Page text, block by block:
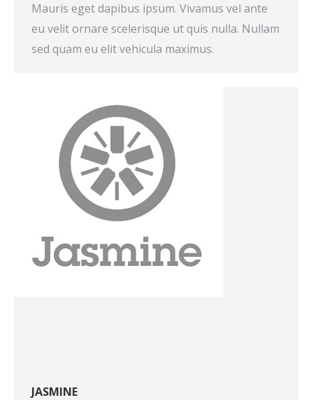
Mauris eget dapibus ipsum. Vivamus vel ante
eu velit ornare scelerisque ut quis nulla. Nullam
sed quam eu elit vehicula maximus.
JASMINE